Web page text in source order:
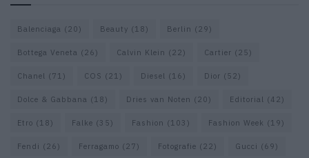
Balenciaga (20) Beauty (18) Berlin (29)
Bottega Veneta (26) Calvin Klein (22) Cartier (25)
Chanel (71) COS (21) Diesel (16) Dior (52)
Dolce & Gabbana (18) Dries van Noten (20) Editorial (42)
Etro (18) Falke (35) Fashion (103) Fashion Week (19)
Fendi (26) Ferragamo (27) Fotografie (22) Gucci (69)